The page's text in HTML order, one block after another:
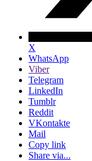
X
WhatsApp
Viber
Telegram
LinkedIn
Tumblr
Reddit
VKontakte
Mail
Copy link
Share via...